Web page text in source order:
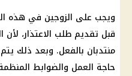
ويجب على الزوجين في هذه
قبل تقديم طلب الاعتذار،
منتدبان بالفعل. وبعد ذلك
حاجة العمل والضوابط